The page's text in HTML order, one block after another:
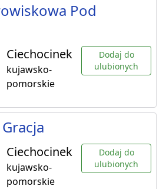
Pod
Ciechocinek
kujawsko-
pomorskie
Dodaj do
ulubionych
Ciechocinek
kujawsko-
pomorskie
Dodaj do
ulubionych